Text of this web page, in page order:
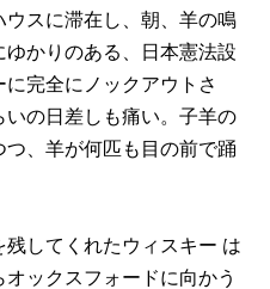
スに滞在し、朝、羊の鳴
かりのある、日本憲法設
完全にノックアウトさ
の日差しも痛い。子羊の
、羊が何匹も目の前で踊
してくれたウィスキー は
ックスフォードに向かう